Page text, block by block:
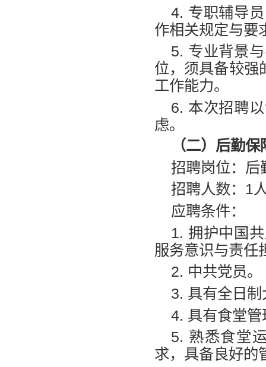
4. 专职辅导
作相关规定与要
5. 专业背景
位，须具备较强
工作能力。
6. 本次招聘以
虑。
（二）后勤
招聘岗位：后
招聘人数： 1
应聘条件：
1. 拥护中国
服务意识与责任
2. 中共党员。
3. 具有全日
4. 具有食堂
5. 熟悉食堂
求，具备良好的